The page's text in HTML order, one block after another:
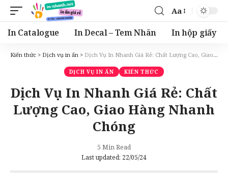
Font
Resizer
Aa
In Catalogue In Decal – Tem Nhãn In hộp giấy
Kiến thức > Dịch vụ in ấn > Dịch Vụ In Nhanh Giá Rẻ: Chất Lượng Cao, Giao Hàng Nhanh Chóng
DỊCH VỤ IN ẤN KIẾN THỨC
Dịch Vụ In Nhanh Giá Rẻ: Chất
Lượng Cao, Giao Hàng Nhanh
Chóng
Last updated: 22/05/24
5 Min Read